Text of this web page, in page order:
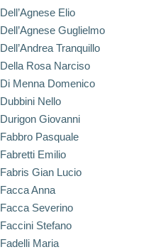
Dell’Agnese Elio
Dell’Agnese Guglielmo
Dell’Andrea Tranquillo
Della Rosa Narciso
Di Menna Domenico
Dubbini Nello
Durigon Giovanni
Fabbro Pasquale
Fabretti Emilio
Fabris Gian Lucio
Facca Anna
Facca Severino
Faccini Stefano
Fadelli Maria